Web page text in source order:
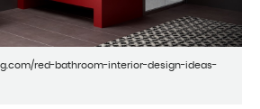
red-bathroom-interior-design-ideas-